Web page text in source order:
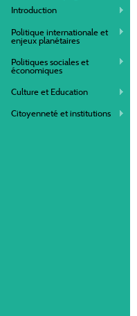
Introduction
Politique internationale et
enjeux planétaires
Politiques sociales et
économiques
Culture et Education
Citoyenneté et institutions